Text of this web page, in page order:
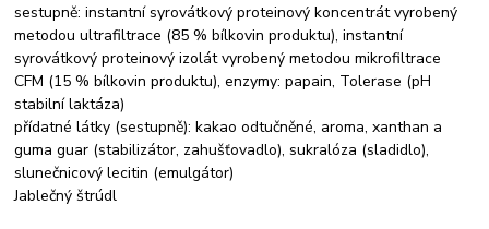
sestupně: instantní syrovátkový proteinový koncentrát vyrobený
metodou ultrafiltrace (85 % bílkovin produktu), instantní
syrovátkový proteinový izolát vyrobený metodou mikrofiltrace
CFM (15 % bílkovin produktu), enzymy: papain, Tolerase (pH
stabilní laktáza)
přídatné látky (sestupně): kakao odtučněné, aroma, xanthan a
guma guar (stabilizátor, zahušťovadlo), sukralóza (sladidlo),
slunečnicový lecitin (emulgátor)
Jablečný štrúdl